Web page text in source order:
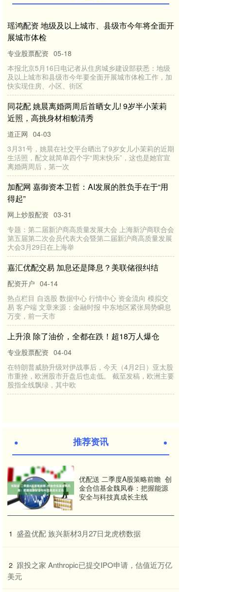
瑶鸿配资 地级及以上城市、县级市今年将全面开
展城市体检
专业股票配资 05-18
本报北京5月16日电记者从住房城乡建设部获悉：地级
及以上城市和县级市今年要全面开展城市体检工作，加
快实现住房、小区、街区
同花配 姚晨离婚两周后首晒女儿! 9岁半小茉莉
近照，高挑身材相貌清秀
道正网 04-03
3月31号，姚晨在社交平台晒出了9岁女儿小茉莉的近期
生活照，配文就简单四个字“周末快乐”，这也是她官宣
离婚两周后，第一次
加配网 嘉御资本卫哲：AI发展的胜负手在于“用
得起”
网上炒股配资 03-31
专题：第二届新沪商高质量发展大会 上海新沪商联合会
第五届第二次会员代表大会暨第二届新沪商高质量发展
大会3月29日在上海举
嘉汇优配交易 加息还是降息？美联储很纠结
配资开户 04-14
热点栏目 自选股 数据中心 行情中心 资金流向 模拟交
易 客户端 文章来源：金融时报 中东地区紧张局势瞬息
万变，前一天市
上升浪 除了油价，全都在跌！超18万人爆仓
专业股票配资 04-04
在特朗普威胁升级对伊战事后，今天（4月2日）亚太股
市重挫，欧洲股市开盘后也走低。 截至发稿，欧洲主要
股指全线飘绿，其中欧
推荐资讯
优配送 二季度A股策略前瞻 创
金合信基金魏凤春：把握能源
安全与科技真成长主线
1 ​盛盈优配 族兴新材3月27日龙虎榜数据
2 ​跟投之家 Anthropic已提交IPO申请，估值近万亿
美元